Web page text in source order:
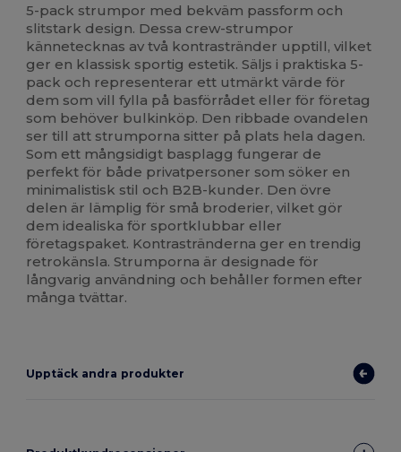
5-pack strumpor med bekväm passform och
slitstark design. Dessa crew-strumpor
kännetecknas av två kontrastränder upptill, vilket
ger en klassisk sportig estetik. Säljs i praktiska 5-
pack och representerar ett utmärkt värde för
dem som vill fylla på basförrådet eller för företag
som behöver bulkinköp. Den ribbade ovandelen
ser till att strumporna sitter på plats hela dagen.
Som ett mångsidigt basplagg fungerar de
perfekt för både privatpersoner som söker en
minimalistisk stil och B2B-kunder. Den övre
delen är lämplig för små broderier, vilket gör
dem idealiska för sportklubbar eller
företagspaket. Kontrastränderna ger en trendig
retrokänsla. Strumporna är designade för
långvarig användning och behåller formen efter
många tvättar.
Upptäck andra produkter